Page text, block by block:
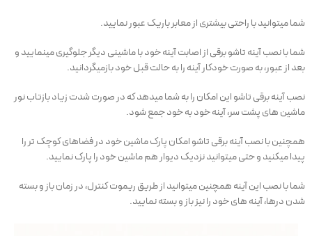
شما میتوانید با راحتی بیشتری از معابر باریک عبور نمایید.
شما با نصب آینه تاشو برقی از اصابت آینه خود با ماشینی دیگر جلوگیری مینمایید و
بعد از عبور، به صورت خودکار آینه را به حالت قبل خود بازمیگردانید.
نصب آینه برقی تاشو این امکان را به شما میدهد که در صورت شدت زیاد بازتاب نور
ماشین های پشت سر، آینه خود به خود جمع شود.
همچنین با نصب آینه برقی تاشو امکان پارک ماشین خود در فضاهای کوچک تر را
پیدا میکنید و حتی میتوانید نزدیک دیوار هم ماشین خود را پارک نمایید.
شما با نصب این آینه همچنین میتوانید از طریق ریموت کنترل، در زمان باز و بسته
شدن درها، آینه های خود را نیز باز و بسته نمایید.